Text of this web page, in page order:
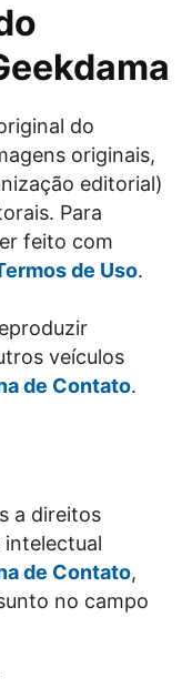
do
originais,
editorial)
Para
feito com
de Uso.
veículos
de Contato.
a direitos
intelectual
de Contato,
no campo